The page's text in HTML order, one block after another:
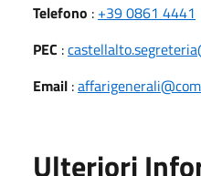
Telefono : +39 0861 4441
PEC :
Email :
Ulteriori